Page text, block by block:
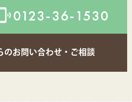
0123-36-1530
のお問い合わせ・ご相談